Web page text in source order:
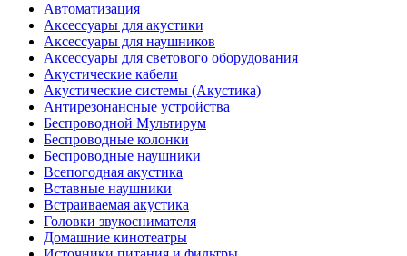
Автоматизация
Аксессуары для акустики
Аксессуары для наушников
Аксессуары для светового оборудования
Акустические кабели
Акустические системы (Акустика)
Антирезонансные устройства
Беспроводной Мультирум
Беспроводные колонки
Беспроводные наушники
Всепогодная акустика
Вставные наушники
Встраиваемая акустика
Головки звукоснимателя
Домашние кинотеатры